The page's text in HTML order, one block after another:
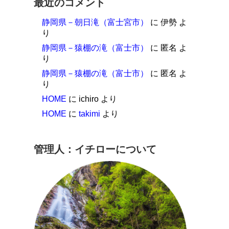
最近のコメント
静岡県－朝日滝（富士宮市） に 伊勢 よ
り
静岡県－猿棚の滝（富士市）
に 匿名 よ
り
静岡県－猿棚の滝（富士市）
に 匿名 よ
り
HOME に ichiro より
HOME に takimi より
管理人：イチローについて